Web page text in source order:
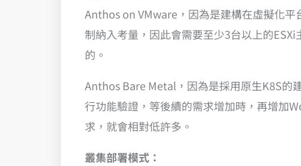
Anthos on VMware，因為是建構在虛擬化
制納入考量，因此會需要至少3台以上的
的。
Anthos Bare Metal，因為是採用原生K8S的
行功能驗證，等後續的需求增加時，再增加
求，就會相對低許多。
叢集部署模式：